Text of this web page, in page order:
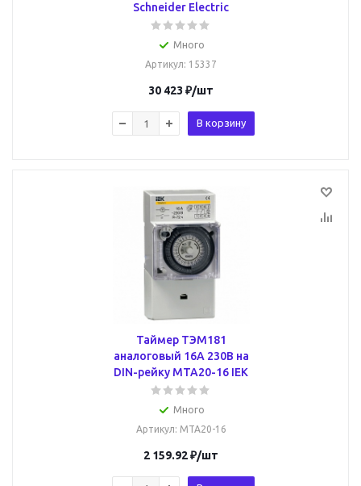
Schneider Electric
Много
Артикул: 15337
30 423 ₽/шт
В корзину
Таймер ТЭМ181
аналоговый 16А 230В на
DIN-рейку MTA20-16 IEK
Много
Артикул: MTA20-16
2 159.92₽/шт